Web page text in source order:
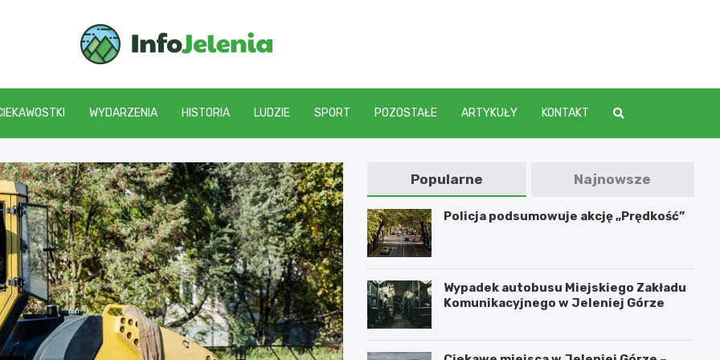
WYDARZENIA HISTORIA LUDZIE SPORT POZOSTAŁE ARTYKUŁY KONTAKT
Popularne Najnowsze
Policja podsumowuje akcję „Prędkość”
Wypadek autobusu Miejskiego Zakładu
Komunikacyjnego w Jeleniej Górze